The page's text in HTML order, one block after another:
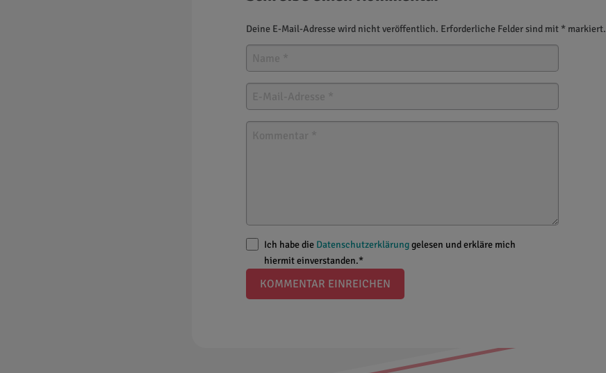
Deine E-Mail-Adresse wird nicht veröffentlich. Erforderliche Felder sind mit * markiert.
Ich habe die Datenschutzerklärunggelesen und erkläre mich
hiermit einverstanden.*
KOMMENTAR EINREICHEN